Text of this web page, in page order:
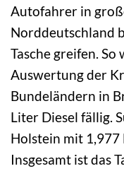
Autofahrer in
Norddeutschland
Tasche greifen.
Auswertung der
Bundeländern in
Liter Diesel fällig.
Holstein mit 1,977
Insgesamt ist das